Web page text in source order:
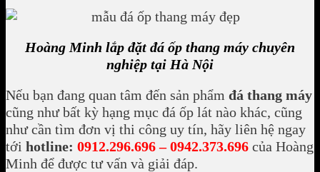
Hoàng Minh lắp đặt đá ốp thang máy chuyên
nghiệp tại Hà Nội
Nếu bạn đang quan tâm đến sản phẩm đá thang máy
cũng như bất kỳ hạng mục đá ốp lát nào khác, cũng
như cần tìm đơn vị thi công uy tín, hãy liên hệ ngay
tới hotline: 0912.296.696 – 0942.373.696 của Hoàng
Minh để được tư vấn và giải đáp.